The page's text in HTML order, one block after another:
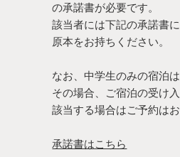
の承諾書が必要です。
該当者には下記の承諾書
原本をお持ちください。
なお、中学生のみの宿泊
その場合、ご宿泊の受け
該当する場合はご予約は
承諾書はこちら